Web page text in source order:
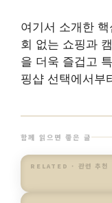
여기서 소개한
회 없는 쇼핑과
을 더욱 즐겁고
핑샵 선택에서부
함께 읽으면 좋은 글
RELATED · 관련 추천